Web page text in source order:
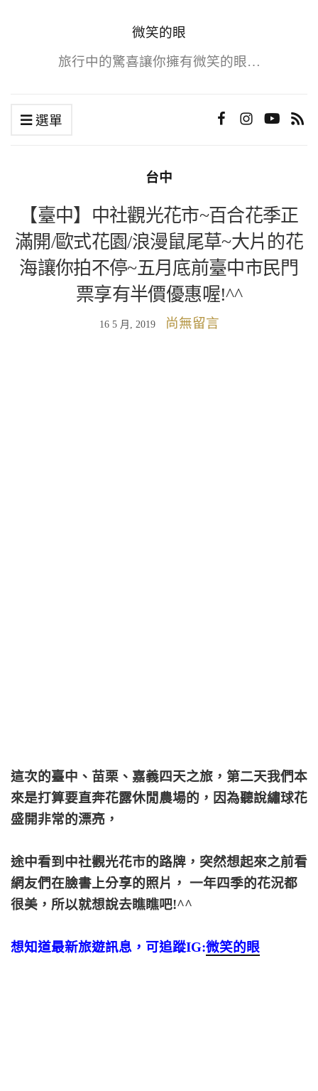
微笑的眼
旅行中的驚喜讓你擁有微笑的眼…
選單
台中
【臺中】中社觀光花市~百合花季正
滿開/歐式花園/浪漫鼠尾草~大片的花
海讓你拍不停~五月底前臺中市民門
票享有半價優惠喔!^^
16 5 月, 2019 尚無留言
這次的臺中、苗栗、嘉義四天之旅，第二天我們本
來是打算要直奔花露休閒農場的，因為聽說繡球花
盛開非常的漂亮，
途中看到中社觀光花市的路牌，突然想起來之前看
網友們在臉書上分享的照片， 一年四季的花況都
很美，所以就想說去瞧瞧吧!^^
想知道最新旅遊訊息，可追蹤IG:微笑的眼